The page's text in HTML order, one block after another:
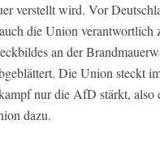
verstellt wird. Vor
die Union verantwortlich
an der
Die Union steckt
nur die AfD stärkt, also
dazu.